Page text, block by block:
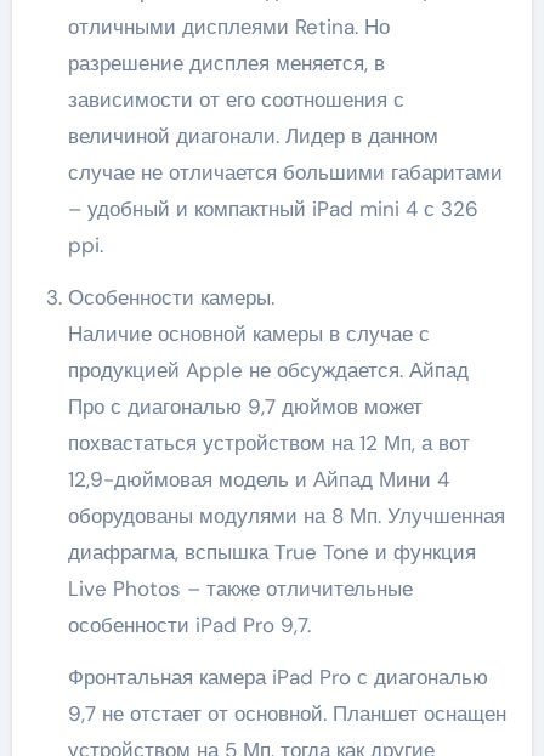
отличными дисплеями Retina. Но
разрешение дисплея меняется, в
зависимости от его соотношения с
величиной диагонали. Лидер в данном
случае не отличается большими габаритами
– удобный и компактный iPad mini 4 с 326
ppi.
Особенности камеры.
Наличие основной камеры в случае с
продукцией Apple не обсуждается. Айпад
Про с диагональю 9,7 дюймов может
похвастаться устройством на 12 Мп, а вот
12,9-дюймовая модель и Айпад Мини 4
оборудованы модулями на 8 Мп. Улучшенная
диафрагма, вспышка True Tone и функция
Live Photos – также отличительные
особенности iPad Pro 9,7.
Фронтальная камера iPad Pro с диагональю
9,7 не отстает от основной. Планшет оснащен
устройством на 5 Мп, тогда как другие